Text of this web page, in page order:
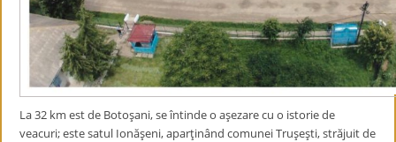
La 32 km est de Botoşani, se întinde o aşezare cu o istorie de
veacuri; este satul Ionăşeni, aparţinând comunei Truşeşti, străjuit de